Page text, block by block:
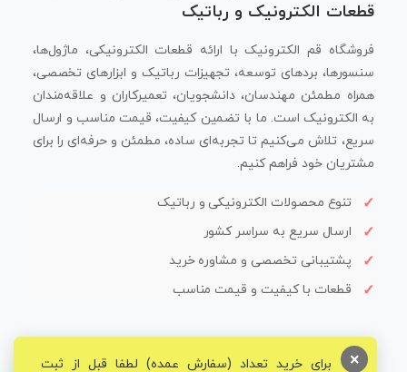
قطعات الکترونیک و رباتیک
فروشگاه قم الکترونیک با ارائه قطعات الکترونیکی، ماژول‌ها،
سنسورها، بردهای توسعه، تجهیزات رباتیک و ابزارهای تخصصی،
همراه مطمئن مهندسان، دانشجویان، تعمیرکاران و علاقه‌مندان
به الکترونیک است. ما با تضمین کیفیت، قیمت مناسب و ارسال
سریع، تلاش می‌کنیم تا تجربه‌ای ساده، مطمئن و حرفه‌ای را برای
مشتریان خود فراهم کنیم.
تنوع محصولات الکترونیکی و رباتیک
ارسال سریع به سراسر کشور
پشتیبانی تخصصی و مشاوره خرید
قطعات با کیفیت و قیمت مناسب
برای خرید تعداد (سفارش عمده) لطفا قبل از ثبت ×